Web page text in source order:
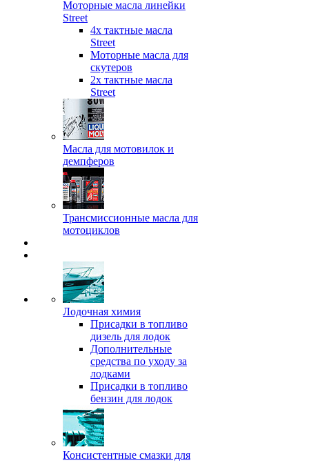
Моторные масла линейки
Street
4х тактные масла
Street
Моторные масла для
скутеров
2х тактные масла
Street
Масла для мотовилок и
демпферов
Трансмиссионные масла для
мотоциклов
Лодочная химия
Присадки в топливо
дизель для лодок
Дополнительные
средства по уходу за
лодками
Присадки в топливо
бензин для лодок
Консистентные смазки для